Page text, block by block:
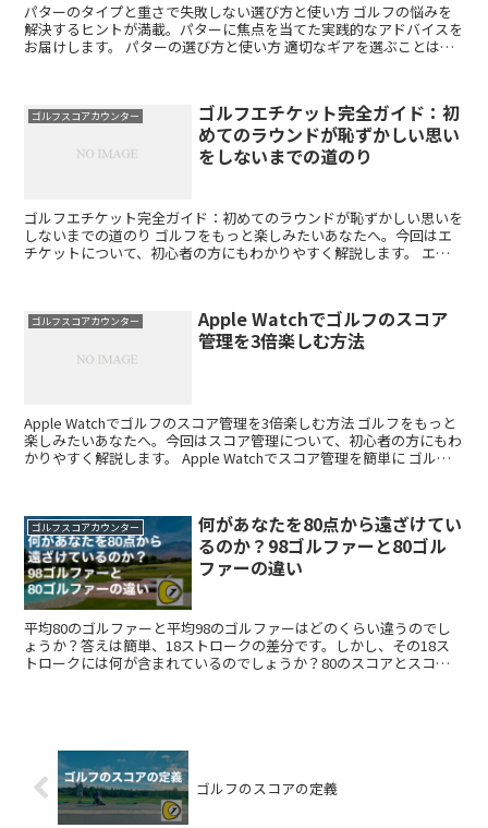
パターのタイプと重さで失敗しない選び方と使い方 ゴルフの悩みを
解決するヒントが満載。パターに焦点を当てた実践的なアドバイスを
お届けします。 パターの選び方と使い方 適切なギアを選ぶことは、
ゴルフスコアカウンター
ゴルフエチケット完全ガイド：初
めてのラウンドが恥ずかしい思い
をしないまでの道のり
ゴルフエチケット完全ガイド：初めてのラウンドが恥ずかしい思いを
しないまでの道のり ゴルフをもっと楽しみたいあなたへ。今回はエ
チケットについて、初心者の方にもわかりやすく解説します。 エチ
ゴルフスコアカウンター
Apple Watchでゴルフのスコア
管理を3倍楽しむ方法
Apple Watchでゴルフのスコア管理を3倍楽しむ方法 ゴルフをもっと
楽しみたいあなたへ。今回はスコア管理について、初心者の方にもわ
かりやすく解説します。 Apple Watchでスコア管理を簡単に ゴルフ
ゴルフスコアカウンター
何があなたを80点から遠ざけてい
るのか？98ゴルファーと80ゴル
ファーの違い
平均80のゴルファーと平均98のゴルファーはどのくらい違うのでし
ょうか？答えは簡単、18ストロークの差分です。しかし、その18ス
トロークには何が含まれているのでしょうか？80のスコアとスコア
ゴルフのスコアの定義